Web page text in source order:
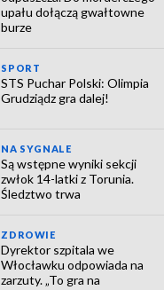
upału dołączą gwałtowne
burze
SPORT
STS Puchar Polski: Olimpia
Grudziądz gra dalej!
NA SYGNALE
Są wstępne wyniki sekcji
zwłok 14-latki z Torunia.
Śledztwo trwa
ZDROWIE
Dyrektor szpitala we
Włocławku odpowiada na
zarzuty. „To gra na